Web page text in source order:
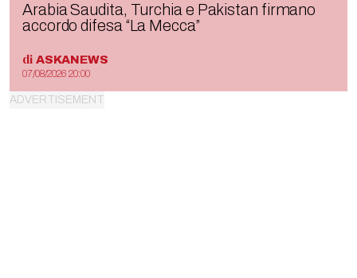
Arabia Saudita, Turchia e Pakistan firmano
accordo difesa “La Mecca”
di ASKANEWS
07/08/2026 20:00